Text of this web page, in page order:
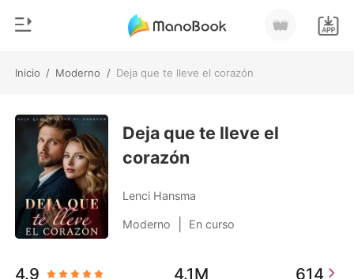
Inicio / Moderno / Deja que te lleve el corazón
Recargar
Historia
Salir
Instalar APP
Género
Moderno
Hombre Lobo
Cuentos
Deja que te lleve el
corazón
Lenci Hansma
Moderno En curso
4.9 4.1M 614